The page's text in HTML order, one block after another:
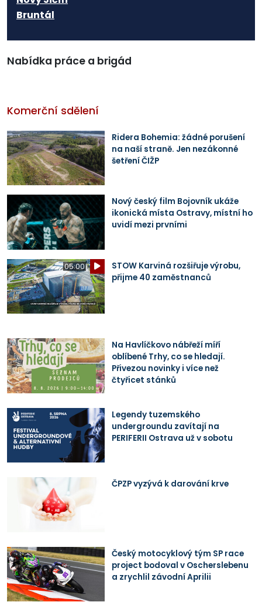
Bruntál
Nabídka práce a brigád
Komerční sdělení
Ridera Bohemia: žádné porušení
na naší straně. Jen nezákonné
šetření ČIŽP
Nový český film Bojovník ukáže
ikonická místa Ostravy, místní ho
uvidí mezi prvními
05:00
STOW Karviná rozšiřuje výrobu,
přijme 40 zaměstnanců
Na Havlíčkovo nábřeží míří
oblíbené Trhy, co se hledají.
Přivezou novinky i více než
čtyřicet stánků
Legendy tuzemského
undergroundu zavítají na
PERIFERII Ostrava už v sobotu
ČPZP vyzývá k darování krve
Český motocyklový tým SP race
project bodoval v Oscherslebenu
a zrychlil závodní Aprilii